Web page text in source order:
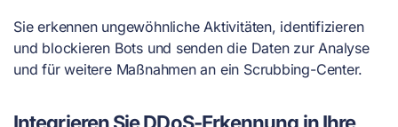
Sie erkennen ungewöhnliche Aktivitäten, identifizieren
und blockieren Bots und senden die Daten zur Analyse
und für weitere Maßnahmen an ein Scrubbing-Center.